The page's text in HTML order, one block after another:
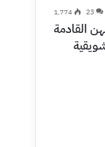
23 1٬774
القادمة